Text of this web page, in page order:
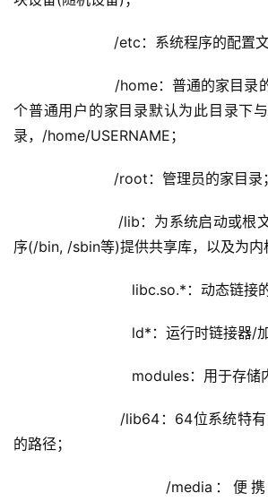
/etc：系统程序的配置文件
/home：普通的家目录的
个普通用户的家目录默认为此目录下
录，/home/USERNAME；
/root：管理员的家目录；
/lib：为系统启动或根文件
序(/bin, /sbin等)提供共享库，以及为
libc.so.*：动态链接的C
ld*：运行时链接器/加
modules：用于存储内核
/lib64：64位系统特有的
的路径；
/media：便携式设